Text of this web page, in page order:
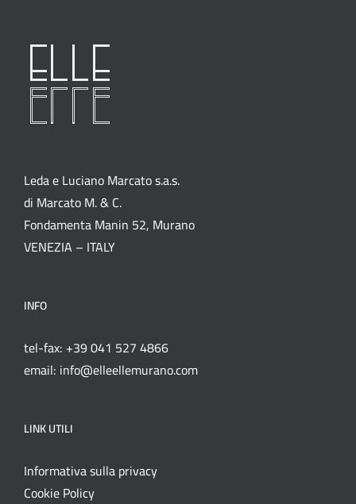
Leda e Luciano Marcato s.a.s.
di Marcato M. & C.
Fondamenta Manin 52, Murano
VENEZIA – ITALY
INFO
tel-fax: +39 041 527 4866
email: info@elleellemurano.com
LINK UTILI
Informativa sulla privacy
Cookie Policy